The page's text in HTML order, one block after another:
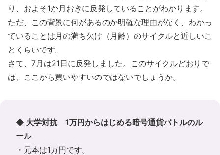
り、およそ1か月おきに反発していることがわかります。
ただ、この背景に何があるのか明確な理由がなく、わかっ
ていることは月の満ち欠け（月齢）のサイクルと近しいこ
とくらいです。
さて、7月は21日に反発しました。このサイクルどおりで
は、ここから買いやすいのではないでしょうか。
◆ 大学対抗 1万円からはじめる暗号通貨バトルのル
ール
・元本は1万円です。